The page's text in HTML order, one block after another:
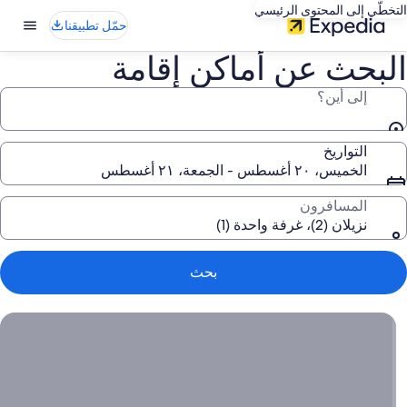
التخطّي إلى المحتوى الرئيسي
حمّل تطبيقنا
البحث عن أماكن إقامة
إلى أين؟
التواريخ
الخميس، ٢٠ أغسطس - الجمعة، ٢١ أغسطس
المسافرون
نزيلان (2)، غرفة واحدة (1)
بحث